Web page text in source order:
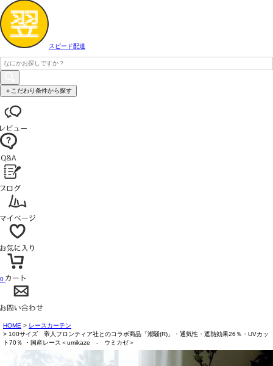
スピード配達
＋こだわり条件から探す
0
HOME
レースカーテン
100サイズ 帝人フロンティア社とのコラボ商品「潮騒(R)」・通気性・遮熱効果26％・UVカッ
ト70％ ・国産レース＜umikaze - ウミカゼ＞